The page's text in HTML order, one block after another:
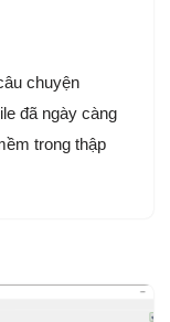
chuyện
đã ngày càng
trong thập